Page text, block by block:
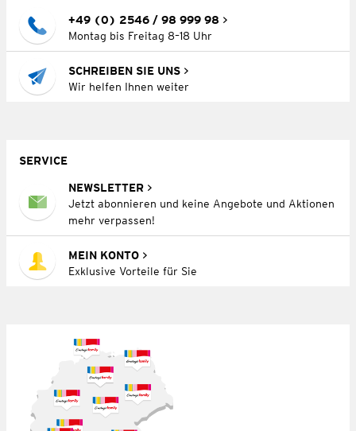
+49 (0) 2546 / 98 999 98
Montag bis Freitag 8–18 Uhr
SCHREIBEN SIE UNS
Wir helfen Ihnen weiter
SERVICE
NEWSLETTER
Jetzt abonnieren und keine Angebote und Aktionen
mehr verpassen!
MEIN KONTO
Exklusive Vorteile für Sie